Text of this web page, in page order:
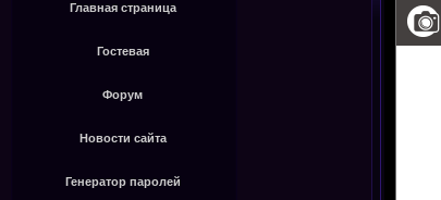
Главная страница
Гостевая
Форум
Новости сайта
Генератор паролей